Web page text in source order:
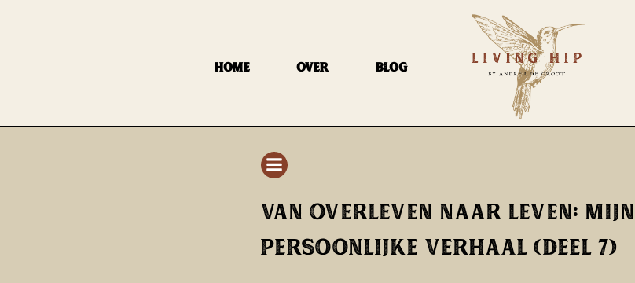
HOME OVER BLOG
VAN OVERLEVEN NAAR LEVEN: MIJN
PERSOONLIJKE VERHAAL (DEEL 7)